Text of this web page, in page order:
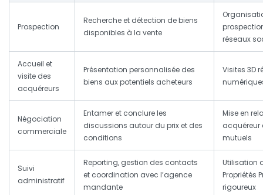
Prospection
Recherche et détection de biens
disponibles à la vente
réseaux
Accueil et
visite des
acquéreurs
Présentation personnalisée des
biens aux potentiels acheteurs
Visites 3D
Négociation
commerciale
Entamer et conclure les
discussions autour du prix et des
conditions
Mise en
acquéreur
mutuels
Suivi
administratif
Reporting, gestion des contacts
et coordination avec l’agence
mandante
Utilisation
Propriétés
rigoureux